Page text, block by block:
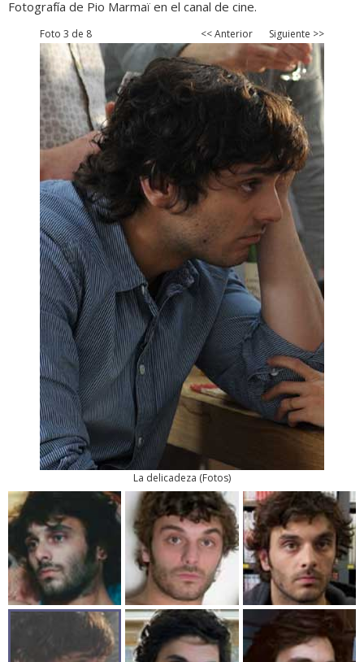
Fotografía de Pio Marmaï en el canal de cine.
Foto 3 de 8 << Anterior Siguiente >>
La delicadeza (Fotos)